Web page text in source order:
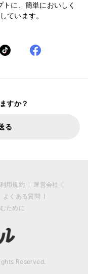
トに、簡単においしく
ています。
すか？
る
利用規約
運営会社
よくある質問
ために
Reserved.